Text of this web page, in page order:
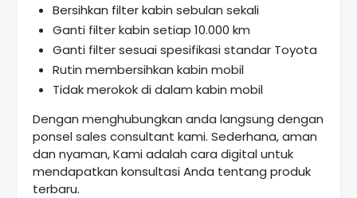
Bersihkan filter kabin sebulan sekali
Ganti filter kabin setiap 10.000 km
Ganti filter sesuai spesifikasi standar Toyota
Rutin membersihkan kabin mobil
Tidak merokok di dalam kabin mobil
Dengan menghubungkan anda langsung dengan
ponsel sales consultant kami. Sederhana, aman
dan nyaman, Kami adalah cara digital untuk
mendapatkan konsultasi Anda tentang produk
terbaru.